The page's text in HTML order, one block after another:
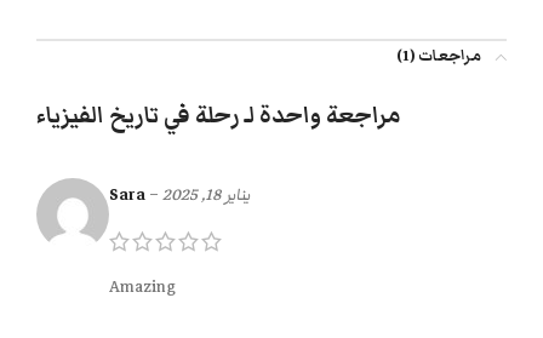
مراجعات (1)
مراجعة واحدة لـرحلة في تاريخ الفيزياء
Sara– يناير 18, 2025
Amazing